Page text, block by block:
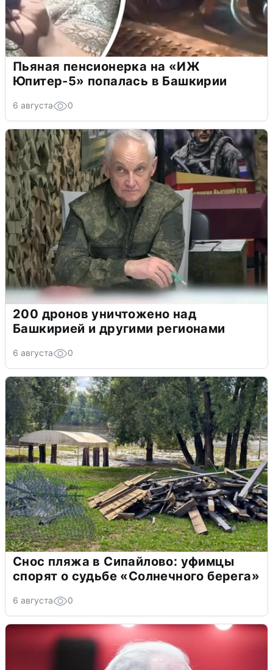
Пьяная пенсионерка на «ИЖ
Юпитер-5» попалась в Башкирии
6 августа 0
200 дронов уничтожено над
Башкирией и другими регионами
6 августа 0
Снос пляжа в Сипайлово: уфимцы
спорят о судьбе «Солнечного берега»
6 августа 0